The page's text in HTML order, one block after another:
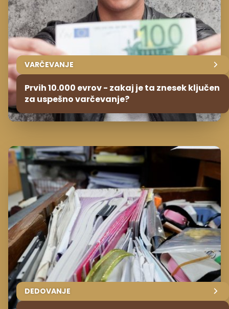
VARČEVANJE
Prvih 10.000 evrov - zakaj je ta znesek ključen
za uspešno varčevanje?
DEDOVANJE